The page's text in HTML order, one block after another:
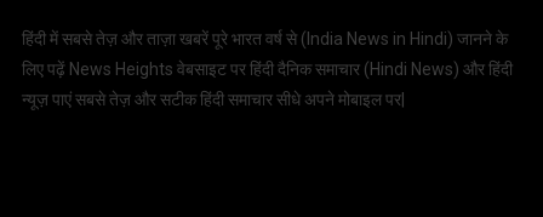
हिंदी में सबसे तेज़ और ताज़ा खबरें पूरे भारत वर्ष से ( India News in Hindi) जानने के
लिए पढ़ें News Heights वेबसाइट पर हिंदी दैनिक समाचार (Hindi News) और हिंदी
न्यूज़ पाएं सबसे तेज़ और सटीक हिंदी समाचार सीधे अपने मोबाइल पर|